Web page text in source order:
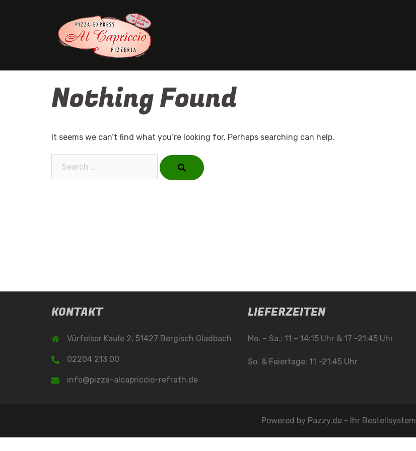
Nothing Found
It seems we can’t find what you’re looking for. Perhaps searching can help.
KONTAKT
Vürfelser Kaule 2, 51427 Bergisch Gladbach
02204 213 00
info@pizza-alcapriccio-refrath.de
LIEFERZEITEN
Mo. – Sa.: 11 – 14:15 Uhr & 17 -21:45 Uhr
So. & Feiertage: 11 -21:45 Uhr
Powered by Pazzy.de - Ihr Bestellsystem